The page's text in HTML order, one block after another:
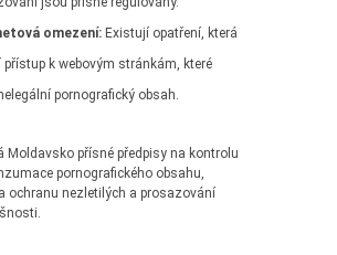
omezení: Existují opatření, která
přístup k webovým stránkám, které
pornografický obsah.
Moldavsko přísné předpisy na kontrolu
pornografického obsahu,
ochranu nezletilých a prosazování